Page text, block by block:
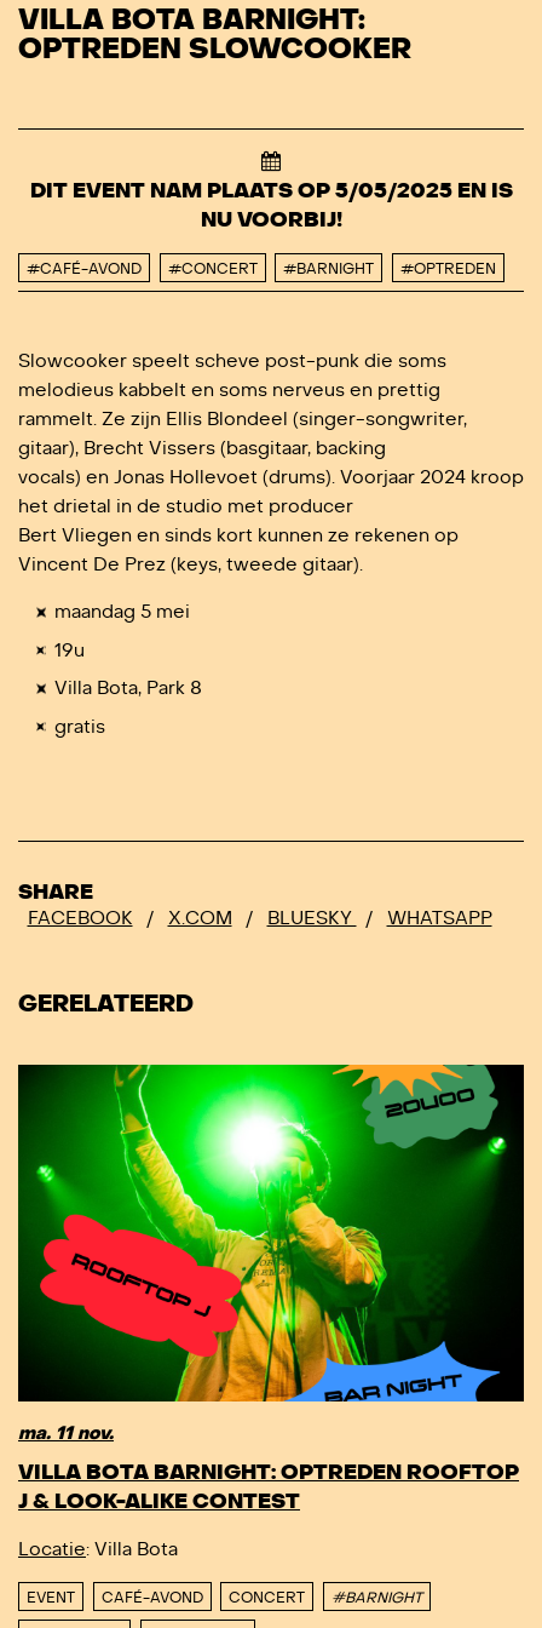
VILLA BOTA BARNIGHT:
OPTREDEN SLOWCOOKER
DIT EVENT NAM PLAATS OP 5/05/2025 EN IS
NU VOORBIJ!
#CAFÉ-AVOND #CONCERT #BARNIGHT #OPTREDEN
Slowcooker speelt scheve post-punk die soms
melodieus kabbelt en soms nerveus en prettig
rammelt. Ze zijn Ellis Blondeel (singer-songwriter,
gitaar), Brecht Vissers (basgitaar, backing
vocals) en Jonas Hollevoet (drums). Voorjaar 2024 kroop
het drietal in de studio met producer
Bert Vliegen en sinds kort kunnen ze rekenen op
Vincent De Prez (keys, tweede gitaar).
maandag 5 mei
19u
Villa Bota, Park 8
gratis
SHARE
FACEBOOK / X.COM / BLUESKY / WHATSAPP
GERELATEERD
ma. 11 nov.
VILLA BOTA BARNIGHT: OPTREDEN ROOFTOP
J & LOOK-ALIKE CONTEST
Locatie: Villa Bota
EVENT CAFÉ-AVOND CONCERT #BARNIGHT